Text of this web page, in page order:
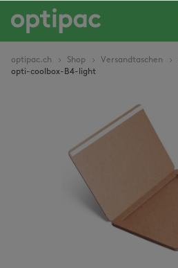
springen
optipac.ch Shop Versandtaschen
opti-coolbox-B4-light
Bildergalerie überspringen